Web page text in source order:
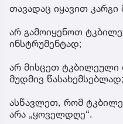
თავადაც იყავით კარგი
არ გამოიყენოთ
ინსტრუმენტად;
არ მისცეთ ტკბილეული
მუდმივ წასახემსებლად;
ასწავლეთ, რომ
არა „ყოველდღე“.